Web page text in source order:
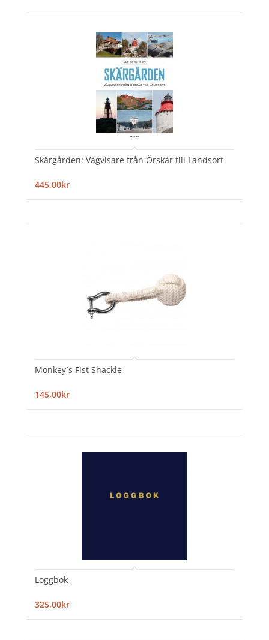
Skärgården: Vägvisare från Örskär till Landsort
445,00kr
Monkey´s Fist Shackle
145,00kr
Loggbok
325,00kr